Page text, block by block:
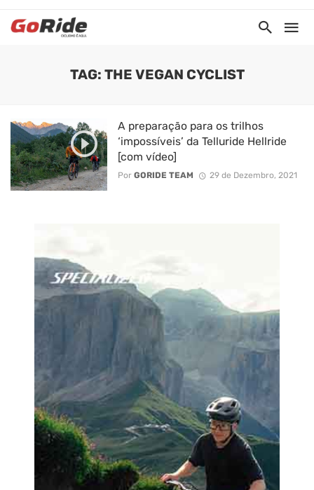
TAG: THE VEGAN CYCLIST
A preparação para os trilhos
‘impossíveis’ da Telluride Hellride
[com vídeo]
Por GORIDE TEAM 29 de Dezembro, 2021